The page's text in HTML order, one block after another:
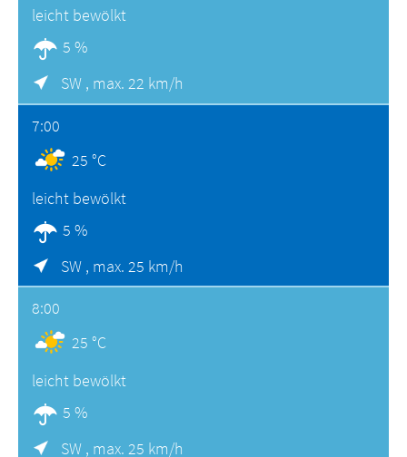
leicht bewölkt
5 %
SW , max. 22 km/h
7:00
25 °C
leicht bewölkt
5 %
SW , max. 25 km/h
8:00
25 °C
leicht bewölkt
5 %
SW , max. 25 km/h